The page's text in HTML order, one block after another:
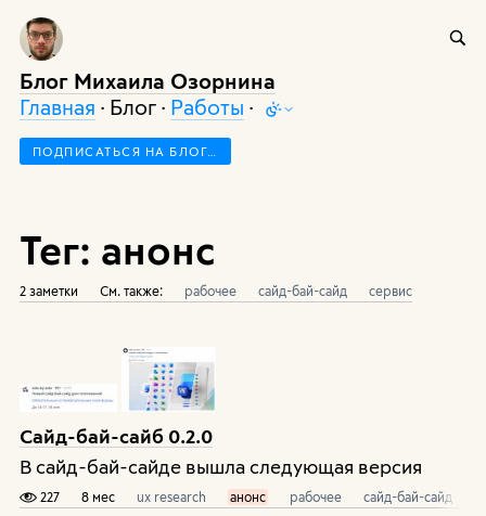
Блог Михаила Озорнина
Главная · Блог · Работы ·
ПОДПИСАТЬСЯ НА БЛОГ…
Тег: анонс
2 заметки См. также: рабочее сайд-бай-сайд сервис
Сайд-бай-сайб 0.2.0
В сайд-бай-сайде вышла следующая версия
227 8 мес ux research анонс рабочее сайд-бай-сайд